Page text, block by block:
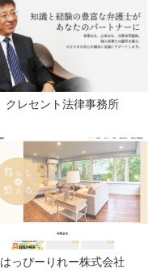
クレセント法律事務所
はっぴーりれー株式会社